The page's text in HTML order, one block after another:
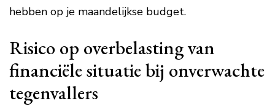
hebben op je maandelijkse budget.
Risico op overbelasting van
financiële situatie bij onverwachte
tegenvallers